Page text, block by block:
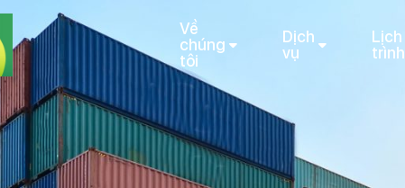
Về
chúng
tôi
Dịch
vụ
Lịch
trình